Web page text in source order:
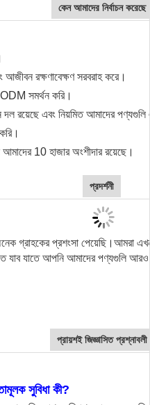
কেন আমাদের নির্বাচন করেছে
রক্ষণাবেক্ষণ সরবরাহ করে।
সমর্থন করি।
রয়েছে এবং নিয়মিত আমাদের
10 হাজার অংশীদার রয়েছে।
প্রদর্শনী
গ্রাহকের প্রশংসা পেয়েছি।আমরা
যাব যাতে আপনি আমাদের পণ্যগুলি
প্রায়শই জিজ্ঞাসিত প্রশ্নাবলী
সুবিধা কী?